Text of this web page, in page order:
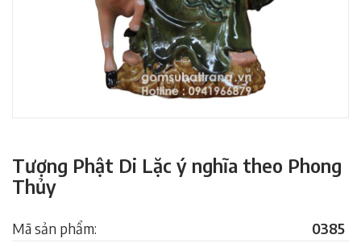
Tượng Phật Di Lặc ý nghĩa theo Phong
Thủy
Mã sản phẩm:
0385